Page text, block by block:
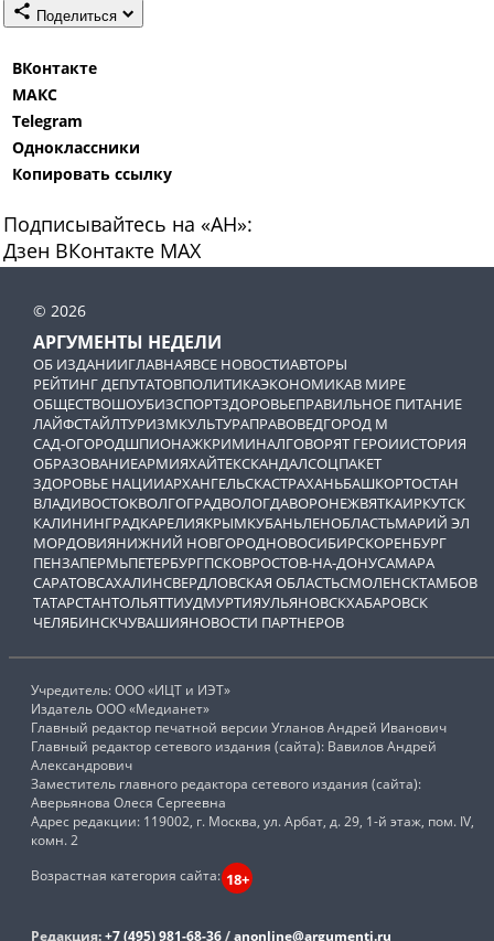
Поделиться
ВКонтакте
МАКС
Telegram
Одноклассники
Копировать ссылку
Подписывайтесь на «АН»:
Дзен ВКонтакте МАХ
© 2026
АРГУМЕНТЫ НЕДЕЛИ
ОБ ИЗДАНИИГЛАВНАЯВСЕ НОВОСТИАВТОРЫ
РЕЙТИНГ ДЕПУТАТОВПОЛИТИКАЭКОНОМИКАВ МИРЕ
ОБЩЕСТВОШОУБИЗСПОРТЗДОРОВЬЕПРАВИЛЬНОЕ ПИТАНИЕ
ЛАЙФСТАЙЛТУРИЗМКУЛЬТУРАПРАВОВЕДГОРОД М
САД-ОГОРОДШПИОНАЖКРИМИНАЛГОВОРЯТ ГЕРОИИСТОРИЯ
ОБРАЗОВАНИЕАРМИЯХАЙТЕКСКАНДАЛСОЦПАКЕТ
ЗДОРОВЬЕ НАЦИИАРХАНГЕЛЬСКАСТРАХАНЬБАШКОРТОСТАН
ВЛАДИВОСТОКВОЛГОГРАДВОЛОГДАВОРОНЕЖВЯТКАИРКУТСК
КАЛИНИНГРАДКАРЕЛИЯКРЫМКУБАНЬЛЕНОБЛАСТЬМАРИЙ ЭЛ
МОРДОВИЯНИЖНИЙ НОВГОРОДНОВОСИБИРСКОРЕНБУРГ
ПЕНЗАПЕРМЬПЕТЕРБУРГПСКОВРОСТОВ-НА-ДОНУСАМАРА
САРАТОВСАХАЛИНСВЕРДЛОВСКАЯ ОБЛАСТЬСМОЛЕНСКТАМБОВ
ТАТАРСТАНТОЛЬЯТТИУДМУРТИЯУЛЬЯНОВСКХАБАРОВСК
ЧЕЛЯБИНСКЧУВАШИЯНОВОСТИ ПАРТНЕРОВ
Учредитель: ООО «ИЦТ и ИЭТ»
Издатель ООО «Медианет»
Главный редактор печатной версии Угланов Андрей Иванович
Главный редактор сетевого издания (сайта): Вавилов Андрей
Александрович
Заместитель главного редактора сетевого издания (сайта):
Аверьянова Олеся Сергеевна
Адрес редакции: 119002, г. Москва, ул. Арбат, д. 29, 1-й этаж, пом. IV,
комн. 2
Возрастная категория сайта: 18+
Редакция:+7 (495) 981-68-36/anonline@argumenti.ru